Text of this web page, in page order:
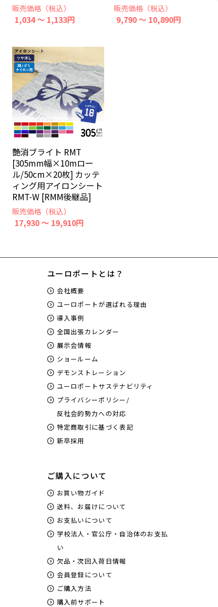
販売価格（税込）
1,034 ～ 1,133円
販売価格（税込）
9,790 ～ 10,890円
艶消ブライト RMT
[305mm幅×10mロー
ル/50cm×20枚] カッテ
ィング用アイロンシート
RMT-W [RMM後継品]
販売価格（税込）
17,930 ～ 19,910円
ユーロポートとは？
会社概要
ユーロポートが選ばれる理由
導入事例
全国出張カレンダー
展示会情報
ショールーム
デモンストレーション
ユーロポートサステナビリティ
プライバシーポリシー/
反社会的勢力への対応
特定商取引に基づく表記
新卒採用
ご購入について
お買い物ガイド
送料、お届けについて
お支払いについて
学校法人・官公庁・自治体のお支払
い
欠品・次回入荷日情報
会員登録について
ご購入方法
購入前サポート